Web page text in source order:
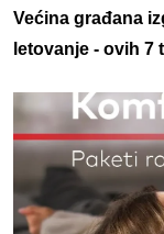
Većina građana
letovanje - ovih